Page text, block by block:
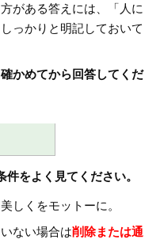
がある答えには、「人に
っかりと明記しておいて
かめてから回答してくだ
をよく見てください。
しくをモットーに。
ない場合は削除または通